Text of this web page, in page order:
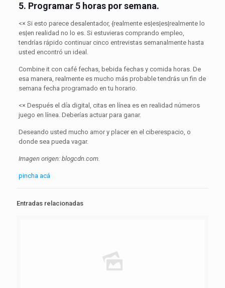
5. Programar 5 horas por semana.
<× Si esto parece desalentador, {realmente es|es|es|realmente lo
es|en realidad no lo es. Si estuvieras comprando empleo,
tendrías rápido continuar cinco entrevistas semanalmente hasta
usted encontró un ideal.
Combine it con café fechas, bebida fechas y comida horas. De
esa manera, realmente es mucho más probable tendrás un fin de
semana fecha programado en tu horario.
<× Después el día digital, citas en línea es en realidad números
juego en línea. Deberías actuar para ganar.
Deseando usted mucho amor y placer en el ciberespacio, o
donde sea pueda vagar.
Imagen origen: blogcdn.com.
pincha acá
Entradas relacionadas